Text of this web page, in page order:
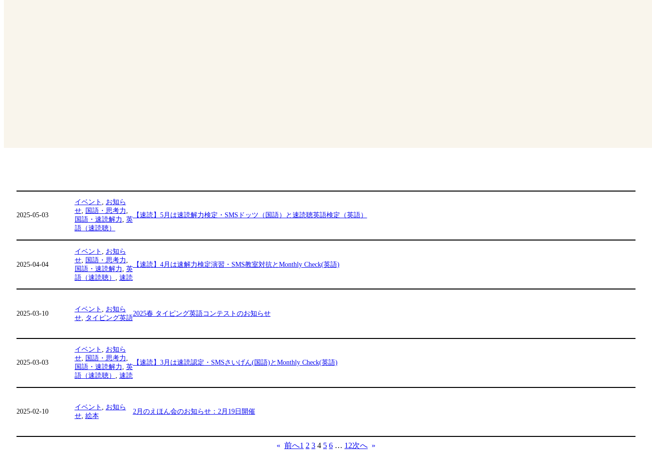
2025-05-03
イベント , お知ら
せ, 国語・思考力
国語・速読解力 , 英
語（速読聴）
【速読】5月は速読解力検定・SMSドッツ（国語）と速読聴英語検定（英語）
2025-04-04
イベント
お知ら
せ, 国語・思考力
国語・速読解力
英
語（速読聴）
速読
【速読】4月は速解力検定演習・SMS教室対抗とMonthly Check(英語)
2025-03-10
イベント
お知ら
せ, タイピング英語
2025春 タイピング英語コンテストのお知らせ
2025-03-03
イベント , お知ら
せ, 国語・思考力
国語・速読解力 , 英
語（速読聴） , 速読
【速読】3月は速読認定・SMSさいげん(国語)とMonthly Check(英語)
2025-02-10
イベント , お知ら
せ, 絵本
2月のえほん会のお知らせ：2月19日開催
« 前へ1 2 3 4 5 6 … 12次へ »